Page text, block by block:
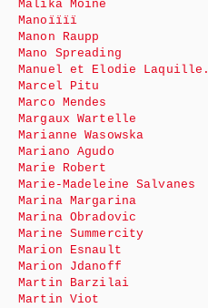
Malika Moine
Manoïïïï
Manon Raupp
Mano Spreading
Manuel et Elodie Laquille.
Marcel Pitu
Marco Mendes
Margaux Wartelle
Marianne Wasowska
Mariano Agudo
Marie Robert
Marie-Madeleine Salvanes
Marina Margarina
Marina Obradovic
Marine Summercity
Marion Esnault
Marion Jdanoff
Martin Barzilai
Martin Viot